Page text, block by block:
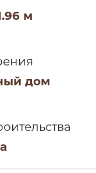
м
дом